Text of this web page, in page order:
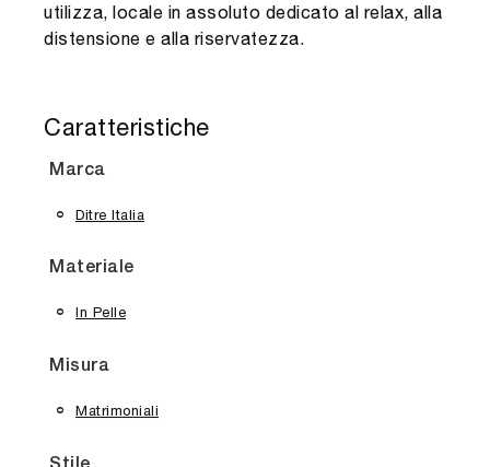
utilizza, locale in assoluto dedicato al relax, alla
distensione e alla riservatezza.
Caratteristiche
Marca
Ditre Italia
Materiale
In Pelle
Misura
Matrimoniali